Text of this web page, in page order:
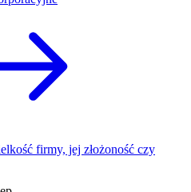
firmy, jej złożoność czy